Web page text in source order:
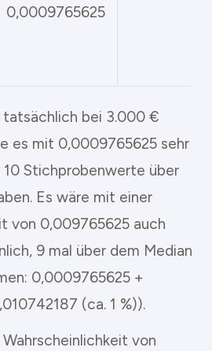
0,0009765625
tatsächlich bei 3.000 €
es mit 0,0009765625 sehr
10 Stichprobenwerte über
Es wäre mit einer
von 0,009765625 auch
9 mal über dem Median
0,0009765625 +
(ca. 1 %)).
von